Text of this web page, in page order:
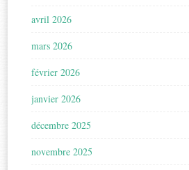
avril 2026
mars 2026
février 2026
janvier 2026
décembre 2025
novembre 2025